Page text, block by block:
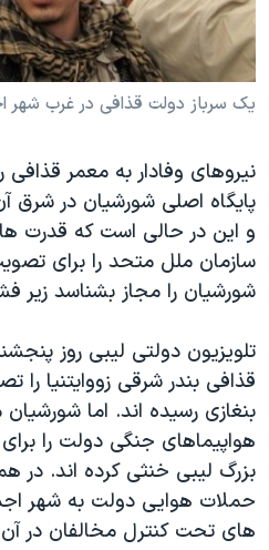
فرهنگ و زندگی
حقوق شهروندی
اقتصادی
اسرائیل در جنگ
گالری عکس
آرشیو پخش زنده
مستندها
انتخابات ریاست جمهوری آمریکا ۲۰۲۴
حمله جمهوری اسلامی به اسرائیل
ورزش زنان در ایران
اعتراضات زن، زندگی، آزادی
مجموعه مستندهای دادخواهی
تریبونال مردمی آبان ۹۸
دادگاه حمید نوری
چهل سال گروگان‌گیری
قانون شفافیت دارائی کادر رهبری
اعتراضات مردمی آبان ۹۸
اسرائیل در جنگ
نرگس محمدی برنده جایزه نوبل صلح
دنبال کنید
زبانهای مختلف
یک سرباز دولت قذافی در غرب شهر
نيروهای وفادار به معمر قذافی
پايگاه اصلی شورشيان در شرق
و اين در حالی است که قدرت
سازمان ملل متحد را برای
شورشيان را مجاز بشناسد زير
تلويزيون دولتی ليبی روز
قذافی بندر شرقی زووايتنيا
بنغازی رسيده اند. اما
هواپيماهای جنگی دولت را
بزرگ ليبی خنثی کرده اند. در
حملات هوایی دولت به شهر
های تحت کنترل مخالفان در